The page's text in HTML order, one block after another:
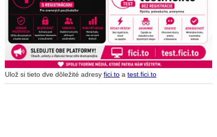
Ulož si tieto dve dôležité adresy fici.to a test.fici.to